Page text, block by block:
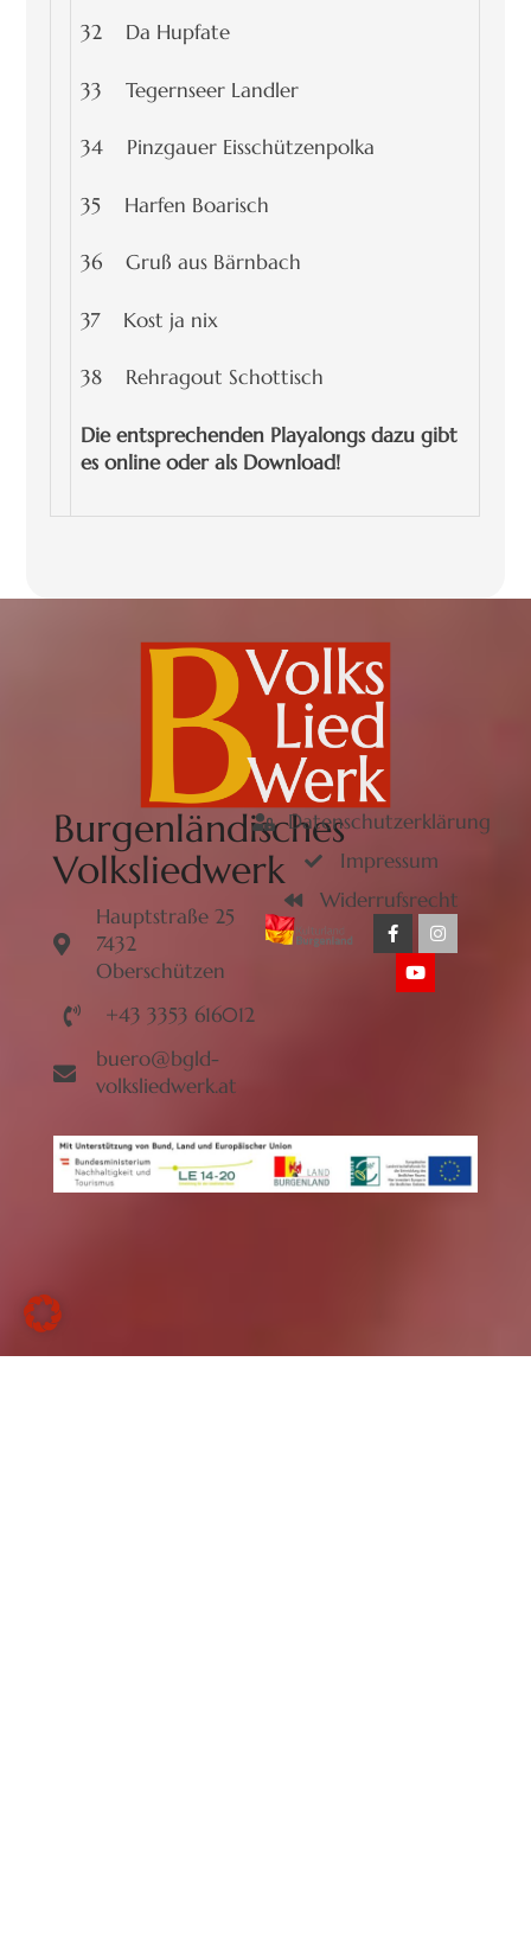
32 Da Hupfate
33 Tegernseer Landler
34 Pinzgauer Eisschützenpolka
35 Harfen Boarisch
36 Gruß aus Bärnbach
37 Kost ja nix
38 Rehragout Schottisch
Die entsprechenden Playalongs dazu gibt
es online oder als Download!
Burgenländisches
Volksliedwerk
Hauptstraße 25
7432
Oberschützen
+43 3353 616012
buero@bgld-
volksliedwerk.at
Datenschutzerklärung
Impressum
Widerrufsrecht